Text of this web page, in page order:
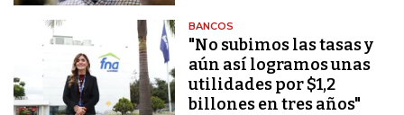
BANCOS
"No subimos las tasas y
aún así logramos unas
utilidades por $1,2
billones en tres años"